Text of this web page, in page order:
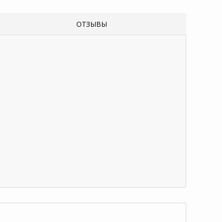
ОТЗЫВЫ